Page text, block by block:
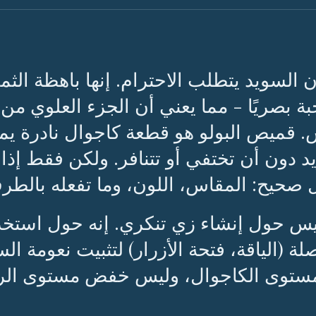
السويد يتطلب الاحترام. إنها باهظة
بصريًا - مما يعني أن الجزء
قميص البولو هو قطعة كاجوال نادرة
دون أن تختفي أو تتنافر. ولكن فقط
المقاس، اللون، وما تفعله
حول إنشاء زي تنكري. إنه حول
(الياقة، فتحة الأزرار) لتثبيت
الكاجوال، وليس خفض مستوى